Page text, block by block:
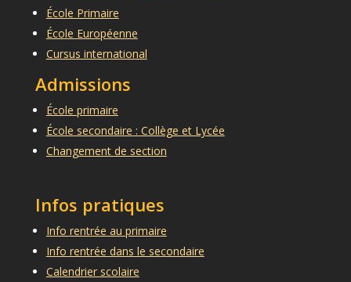
École Primaire
École Européenne
Cursus international
Admissions
École primaire
École secondaire : Collège et Lycée
Changement de section
Infos pratiques
Info rentrée au primaire
Info rentrée dans le secondaire
Calendrier scolaire